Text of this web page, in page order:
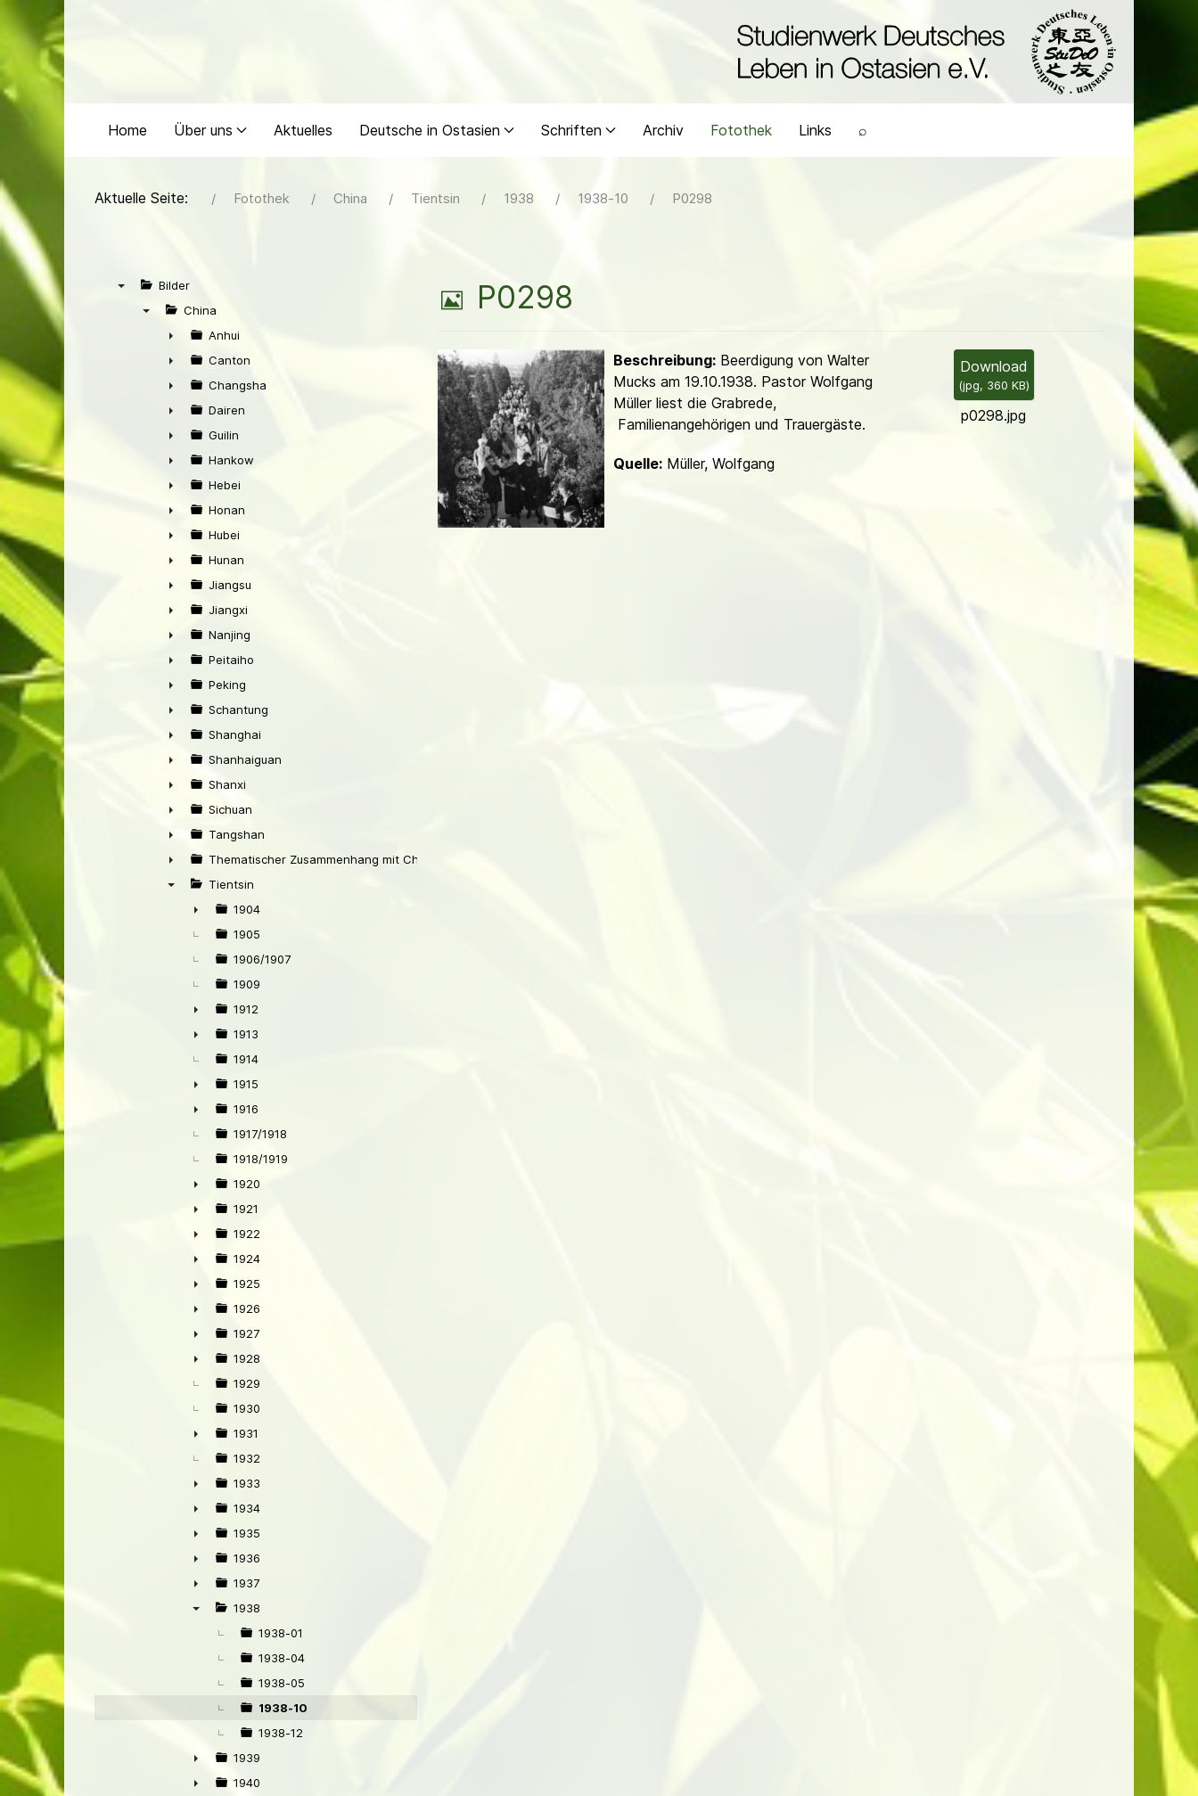
Home Über uns Aktuelles Deutsche in Ostasien Schriften Archiv Fotothek Links ⌕
Aktuelle Seite: Fotothek China Tientsin 1938 1938-10 P0298
Bilder
China
►
Anhui
►
Canton
►
Changsha
►
Dairen
►
Guilin
►
Hankow
►
Hebei
►
Honan
►
Hubei
►
Hunan
►
Jiangsu
►
Jiangxi
►
Nanjing
►
Peitaiho
►
Peking
►
Schantung
►
Shanghai
►
Shanhaiguan
►
Shanxi
►
Sichuan
►
Tangshan
►
Thematischer Zusammenhang mit China
Tientsin
►
1904
1905
1906/1907
1909
►
1912
►
1913
1914
►
1915
►
1916
1917/1918
1918/1919
►
1920
►
1921
►
1922
►
1924
►
1925
►
1926
►
1927
►
1928
1929
1930
►
1931
1932
►
1933
►
1934
►
1935
►
1936
►
1937
1938
1938-01
1938-04
1938-05
1938-10
1938-12
►
1939
1940
B
l
d
P0298
Download
(jpg, 360 KB)
p0298.jpg
Beschreibung:Beerdigung von Walter
Mucks am 19.10.1938. Pastor Wolfgang
Müller liest die Grab­re­de,
Familienangehörigen und Trauergäste.
Quelle:Müller, Wolfgang